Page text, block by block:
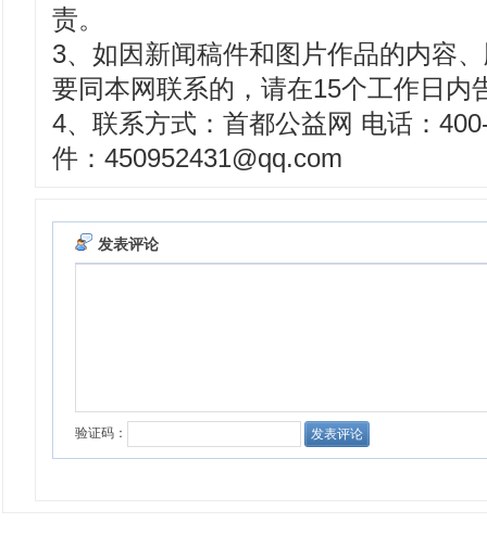
责。
3、如因新闻稿件和图片作品的内容
要同本网联系的，请在15个工作日内
4、联系方式：首都公益网 电话：
件：450952431@qq.com